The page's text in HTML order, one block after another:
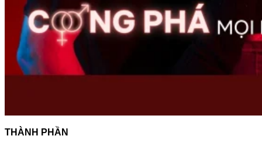
THÀNH PHẦN